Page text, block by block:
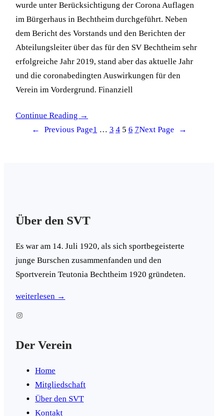
wurde unter Berücksichtigung der Corona Auflagen
im Bürgerhaus in Bechtheim durchgeführt. Neben
dem Bericht des Vorstands und den Berichten der
Abteilungsleiter über das für den SV Bechtheim sehr
erfolgreiche Jahr 2019, stand aber das aktuelle Jahr
und die coronabedingten Auswirkungen für den
Verein im Vordergrund. Finanziell
Continue Reading →
←
Previous Page1 … 3 4 5 6 7Next Page →
Über den SVT
Es war am 14. Juli 1920, als sich sportbegeisterte
junge Burschen zusammenfanden und den
Sportverein Teutonia Bechtheim 1920 gründeten.
weiterlesen →
Instagram
Der Verein
Home
Mitgliedschaft
Über den SVT
Kontakt